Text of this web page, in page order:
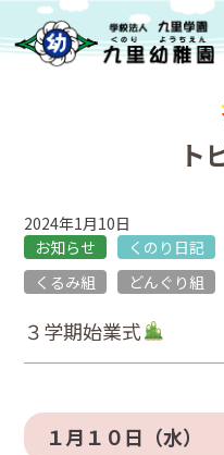
九里幼稚園の特色
園の歴史
年間行事
子
ト
2024年1月10日
お知らせ
くのり日記
くるみ組
どんぐり組
３学期始業式
１月１０日（水）